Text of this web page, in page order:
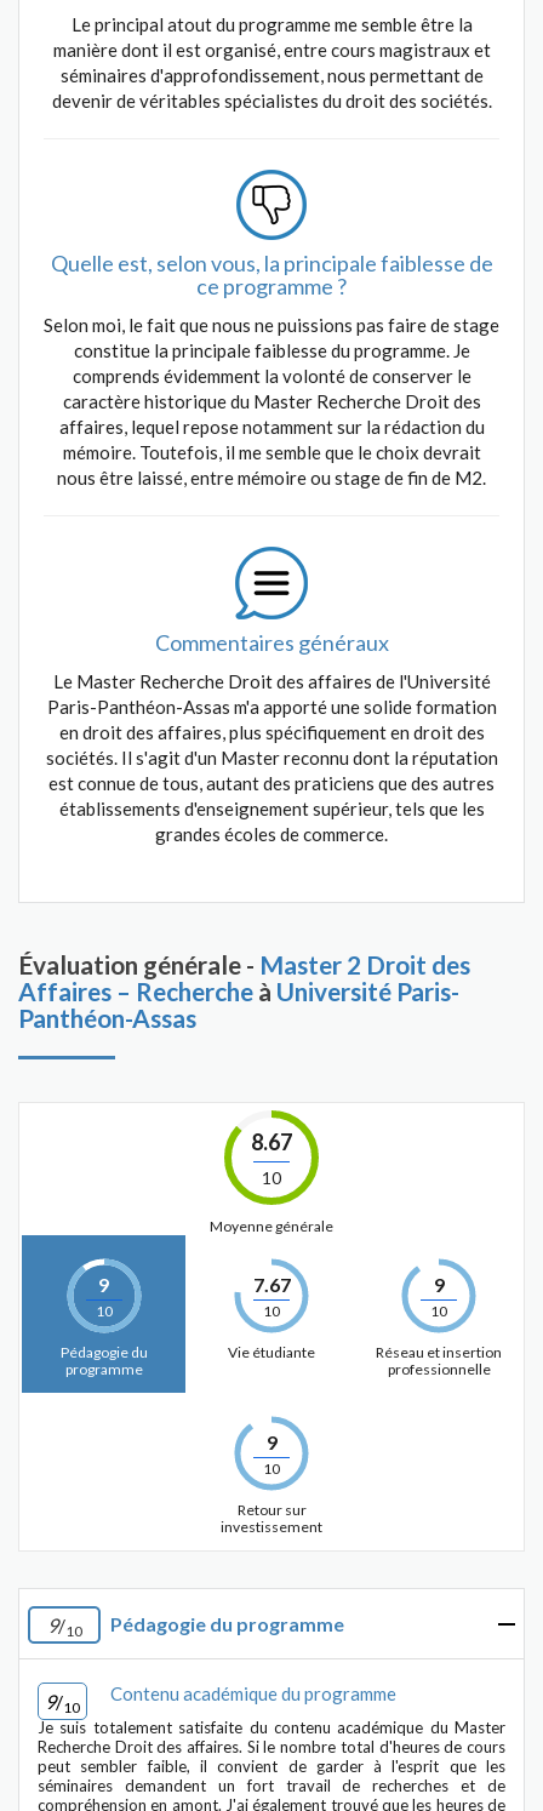
Le principal atout du programme me semble être la
manière dont il est organisé, entre cours magistraux et
séminaires d'approfondissement, nous permettant de
devenir de véritables spécialistes du droit des sociétés.
Quelle est, selon vous, la principale faiblesse de
ce programme ?
Selon moi, le fait que nous ne puissions pas faire de stage
constitue la principale faiblesse du programme. Je
comprends évidemment la volonté de conserver le
caractère historique du Master Recherche Droit des
affaires, lequel repose notamment sur la rédaction du
mémoire. Toutefois, il me semble que le choix devrait
nous être laissé, entre mémoire ou stage de fin de M2.
Commentaires généraux
Le Master Recherche Droit des affaires de l'Université
Paris-Panthéon-Assas m'a apporté une solide formation
en droit des affaires, plus spécifiquement en droit des
sociétés. Il s'agit d'un Master reconnu dont la réputation
est connue de tous, autant des praticiens que des autres
établissements d'enseignement supérieur, tels que les
grandes écoles de commerce.
Évaluation générale - Master 2 Droit des
Affaires – Recherche à Université Paris-
Panthéon-Assas
8.67
10
Moyenne générale
9
10
Pédagogie du
programme
7.67
10
Vie étudiante
9
10
Réseau et insertion
professionnelle
9
10
Retour sur
investissement
9/10 Pédagogie du programme
9/10
Contenu académique du programme
Je suis totalement satisfaite du contenu académique du Master
Recherche Droit des affaires. Si le nombre total d'heures de cours
peut sembler faible, il convient de garder à l'esprit que les
séminaires demandent un fort travail de recherches et de
compréhension en amont. J'ai également trouvé que les heures de